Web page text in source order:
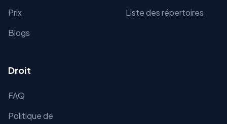
Prix
Blogs
Liste des répertoires
Droit
FAQ
Politique de